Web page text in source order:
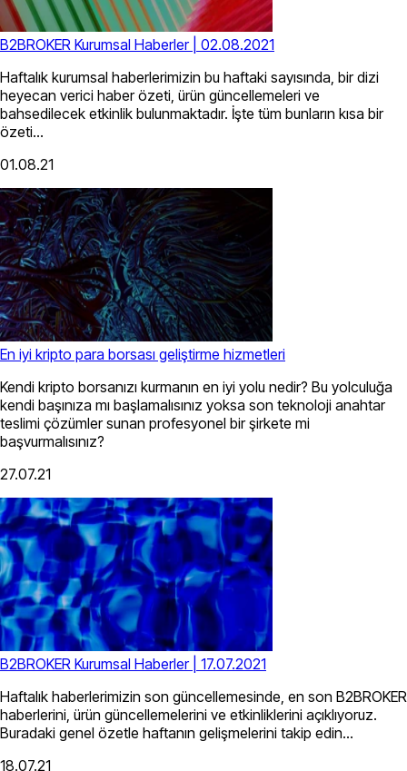
B2BROKER Kurumsal Haberler | 02.08.2021
Haftalık kurumsal haberlerimizin bu haftaki sayısında, bir dizi
heyecan verici haber özeti, ürün güncellemeleri ve
bahsedilecek etkinlik bulunmaktadır. İşte tüm bunların kısa bir
özeti...
01.08.21
En iyi kripto para borsası geliştirme hizmetleri
Kendi kripto borsanızı kurmanın en iyi yolu nedir? Bu yolculuğa
kendi başınıza mı başlamalısınız yoksa son teknoloji anahtar
teslimi çözümler sunan profesyonel bir şirkete mi
başvurmalısınız?
27.07.21
B2BROKER Kurumsal Haberler | 17.07.2021
Haftalık haberlerimizin son güncellemesinde, en son B2BROKER
haberlerini, ürün güncellemelerini ve etkinliklerini açıklıyoruz.
Buradaki genel özetle haftanın gelişmelerini takip edin...
18.07.21